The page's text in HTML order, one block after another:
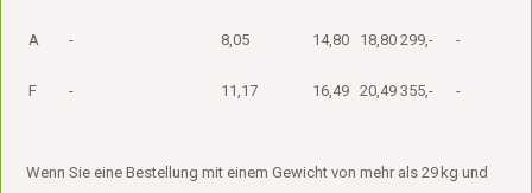
A - 8,05 14,80 18,80 299,- -
F - 11,17 16,49 20,49 355,- -
Wenn Sie eine Bestellung mit einem Gewicht von mehr als 29 kg und